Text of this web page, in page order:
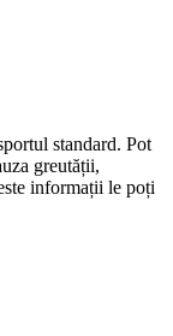
standard. Pot
greutății,
informații le poți